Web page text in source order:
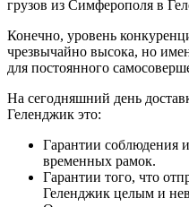
грузов из Симферополя в
Конечно, уровень
чрезвычайно высока, но
для постоянного
На сегодняшний день
Геленджик это:
Гарантии соблюдения
временных рамок.
Гарантии того, что
Геленджик целым и